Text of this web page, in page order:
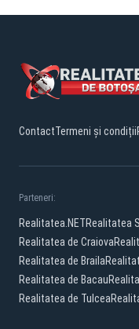
ContactTermeni și condiții
Parteneri:
Realitatea.NETRealitatea
Realitatea de Craiova
Realitatea de Braila
Realitatea de Bacau
Realitatea de Tulcea